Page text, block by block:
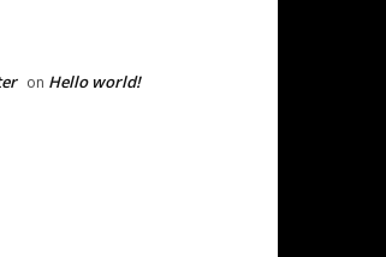
on Hello world!